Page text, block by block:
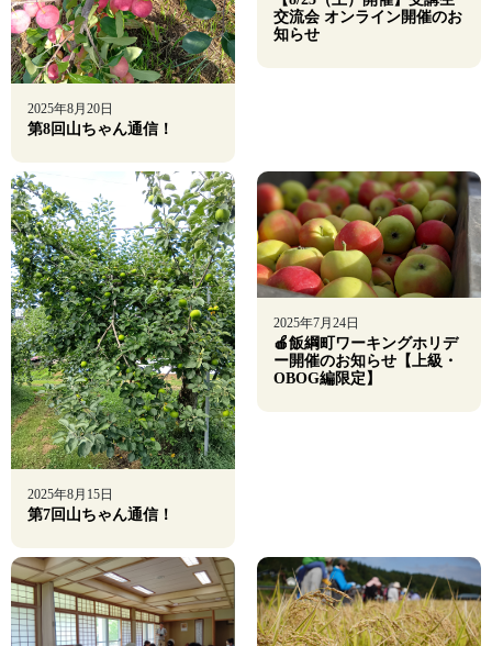
2025年8月20日
第8回山ちゃん通信！
交流会 オンライン開催のお
知らせ
2025年8月15日
第7回山ちゃん通信！
2025年7月24日
🍎飯綱町ワーキングホリデ
ー開催のお知らせ【上級・
OBOG編限定】